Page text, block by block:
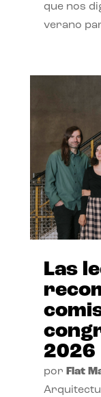
que nos
verano
Las
2026
por Flat